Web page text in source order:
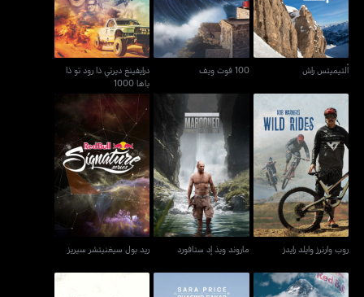
ألتيميتس راش 100 فوت ويف
درايفينغ ديرتي ذا رود تو ذا
باها 1000
روب وارنرز وايلد رايدز
روب وارنرز وايلد رايدز
ماروند ويذ إد ستافورد
ماروند ويذ إد ستافورد
ريد بول سيغنيتشر سيريز
ريد بول سيغنيتشر سيريز